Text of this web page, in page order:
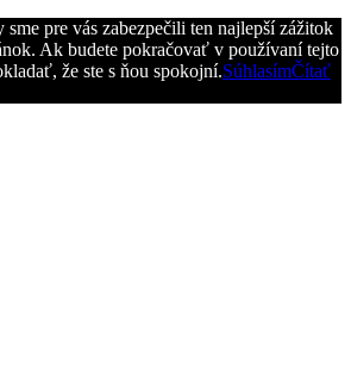
sme pre vás zabezpečili ten najlepší zážitok
Ak budete pokračovať v používaní tejto
že ste s ňou spokojní.SúhlasímČítať